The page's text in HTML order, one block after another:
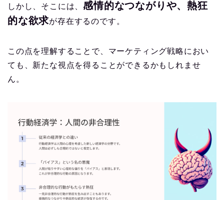
しかし、そこには、感情的なつながりや、熱狂
的な欲求が存在するのです。
この点を理解することで、マーケティング戦略におい
ても、新たな視点を得ることができるかもしれませ
ん。